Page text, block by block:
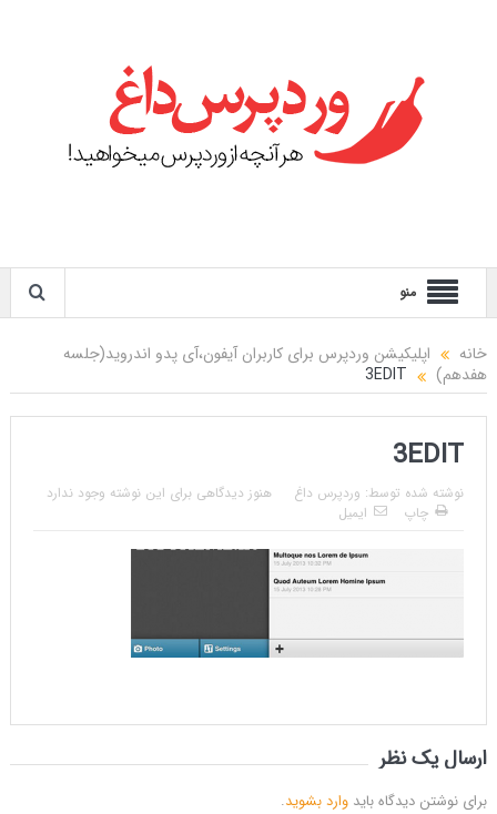
منو
خانه
اپلیکیشن وردپرس برای کاربران آیفون،آی پدو اندروید(جلسه
هفدهم)
3EDIT
3EDIT
نوشته شده توسط: وردپرس داغ
هنوز دیدگاهی برای این نوشته وجود ندارد
چاپ
ایمیل
ارسال یک نظر
برای نوشتن دیدگاه باید وارد بشوید.